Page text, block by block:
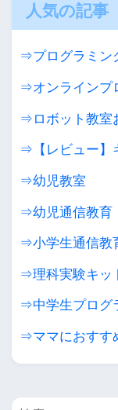
人気の記事
⇒プログラミン
⇒オンラインプ
⇒ロボット教室
⇒【レビュー】
⇒幼児教室
⇒幼児通信教育
⇒小学生通信教
⇒理科実験キッ
⇒中学生プログ
⇒ママにおすす